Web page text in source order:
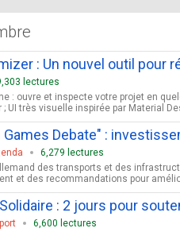
: Un nouvel outil pour
lectures
: ouvre et inspecte votre projet en
UI très visuelle inspirée par Material
Games Debate" :
6,279 lectures
des transports et des
et des recommandations pour
: 2 jours pour
6,600 lectures